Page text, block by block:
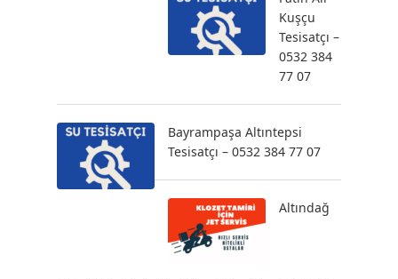
Kuşçu
Tesisatçı –
0532 384
77 07
Bayrampaşa Altıntepsi
Tesisatçı – 0532 384 77 07
Altındağ